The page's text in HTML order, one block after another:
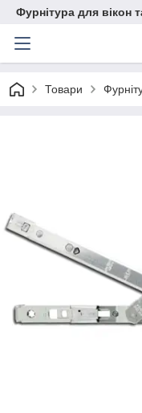
Фурнітура для вікон
Товари